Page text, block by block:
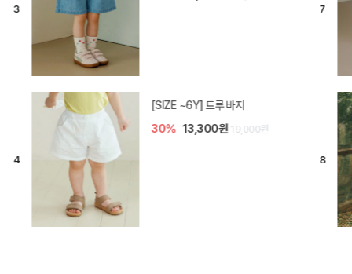
엘로디 니트 아기 바지
20% 16,000원 20,000원